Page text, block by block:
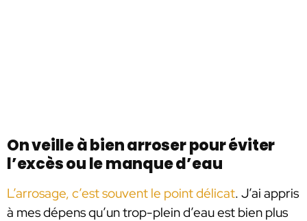
On veille à bien arroser pour éviter
l’excès ou le manque d’eau
L’arrosage, c’est souvent le point délicat. J’ai appris
à mes dépens qu’un trop-plein d’eau est bien plus